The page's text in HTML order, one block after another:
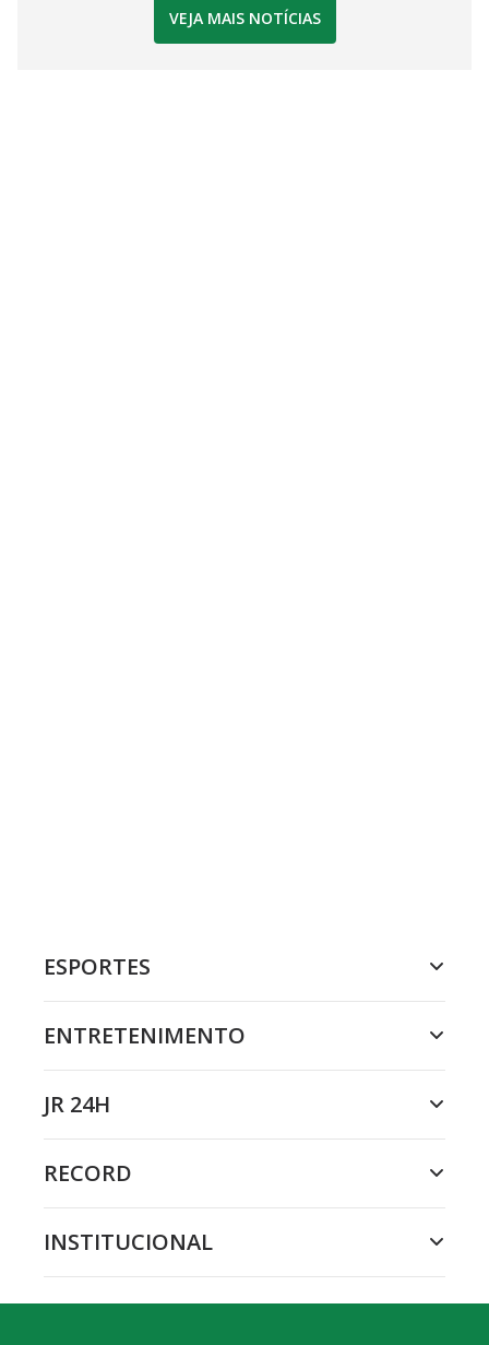
VEJA MAIS NOTÍCIAS
ESPORTES
ENTRETENIMENTO
JR 24H
RECORD
INSTITUCIONAL